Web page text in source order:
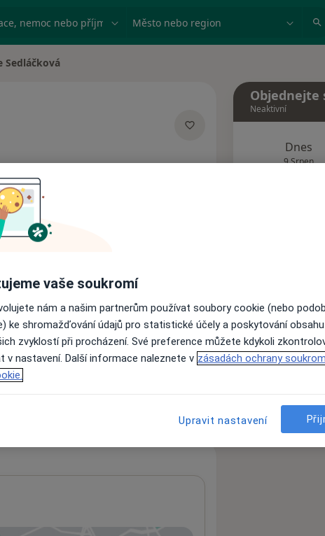
nemoc nebo příjmení Město nebo region
Sedláčková
Rezervovat termín
Názory pacientů
nejsou k dispozici
informace o svých službách.
Objednejte
Neaktivní
Dnes
9 Srpen
Tento
vaše soukromí
nám a našim partnerům používat soubory cookie (nebo
ke shromažďování údajů pro statistické účely a poskytování
zvyklostí při procházení. Své preference můžete kdykoli
v nastavení. Další informace naleznete v zásadách ochrany
Upravit nastavení